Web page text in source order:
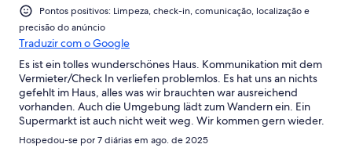
Pontos positivos: Limpeza, check-in, comunicação, localização e
precisão do anúncio
Traduzir com o Google
Es ist ein tolles wunderschönes Haus. Kommunikation mit dem
Vermieter/Check In verliefen problemlos. Es hat uns an nichts
gefehlt im Haus, alles was wir brauchten war ausreichend
vorhanden. Auch die Umgebung lädt zum Wandern ein. Ein
Supermarkt ist auch nicht weit weg. Wir kommen gern wieder.
Hospedou-se por 7 diárias em ago. de 2025